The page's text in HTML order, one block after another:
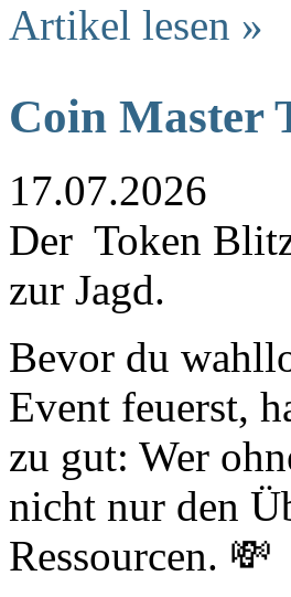
Artikel lesen »
Coin Master
17.07.2026
Der Token
zur Jagd.
Bevor du
Event feuerst,
zu gut: Wer
nicht nur den
Ressourcen. 💸